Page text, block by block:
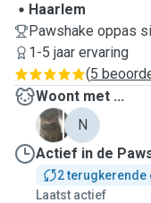
Haarlem
Pawshake oppas
1-5 jaar ervaring
(5
Woont met ...
J
N
Actief in de
2 terugkerende
Laatst actief